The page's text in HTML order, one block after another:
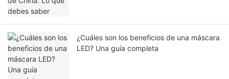
¿Cuáles son los beneficios de una máscara
LED? Una guía completa